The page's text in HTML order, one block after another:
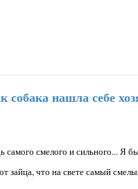
нашла себе
смелого и сильного... Я
зайца, что на свете самый